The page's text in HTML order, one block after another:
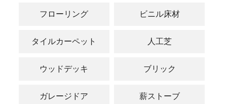
フローリング ビニル床材
タイルカーペット 人工芝
ウッドデッキ ブリック
ガレージドア 薪ストーブ